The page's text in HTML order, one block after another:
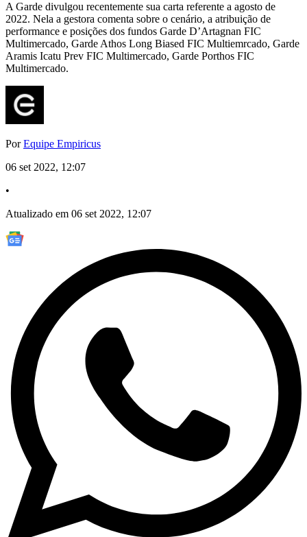
A Garde divulgou recentemente sua carta referente a agosto de
2022. Nela a gestora comenta sobre o cenário, a atribuição de
performance e posições dos fundos Garde D’Artagnan FIC
Multimercado, Garde Athos Long Biased FIC Multiemrcado, Garde
Aramis Icatu Prev FIC Multimercado, Garde Porthos FIC
Multimercado.
PorEquipe Empiricus
06 set 2022, 12:07
•
Atualizado em 06 set 2022, 12:07